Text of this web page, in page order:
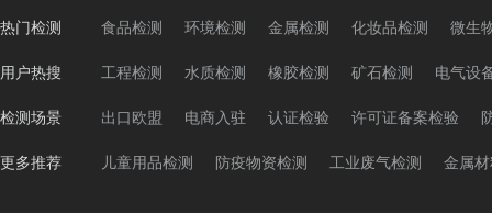
热门检测 食品检测 环境检测 金属检测 化妆品检测 微生
用户热搜 工程检测 水质检测 橡胶检测 矿石检测 电气设
检测场景 出口欧盟 电商入驻 认证检验 许可证备案检验
更多推荐 儿童用品检测 防疫物资检测 工业废气检测 金属